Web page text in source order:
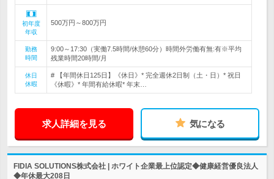
初年度
年収
500万円～800万円
勤務
時間
9:00～17:30（実働7.5時間/休憩60分）時間外労働有無:有※平均
残業時間20時間/月
休日
休暇
# 【年間休日125日】《休日》* 完全週休2日制（土・日）* 祝日
《休暇》* 年間有給休暇* 年末…
求人詳細を見る 気になる
FIDIA SOLUTIONS株式会社 | ホワイト企業最上位認定◆健康経営優良法人
◆年休最大208日